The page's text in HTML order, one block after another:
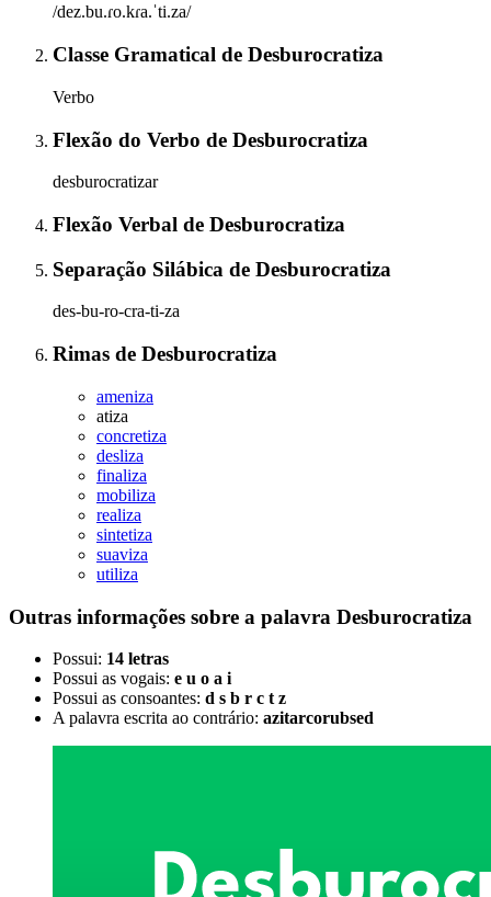
/dez.bu.ɾo.kɾa.ˈti.za/
Classe Gramatical de Desburocratiza
Verbo
Flexão do Verbo de Desburocratiza
desburocratizar
Flexão Verbal de Desburocratiza
Separação Silábica de Desburocratiza
des-bu-ro-cra-ti-za
Rimas de Desburocratiza
ameniza
atiza
concretiza
desliza
finaliza
mobiliza
realiza
sintetiza
suaviza
utiliza
Outras informações sobre a palavra Desburocratiza
Possui: 14 letras
Possui as vogais: e u o a i
Possui as consoantes: d s b r c t z
A palavra escrita ao contrário: azitarcorubsed